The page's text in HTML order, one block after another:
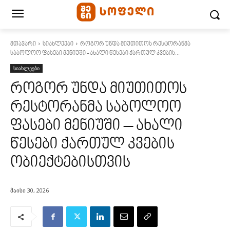
მთავარი სიახლეები
როგორ უნდა მიუთითოს რესტორანმა
საბოლოო ფასები მენიუში - ახალი წესები ქართულ კვების...
სიახლეები
როგორ უნდა მიუთითოს
რესტორანმა საბოლოო
ფასები მენიუში – ახალი
წესები ქართულ კვების
ობიექტებისთვის
მაისი 30, 2026